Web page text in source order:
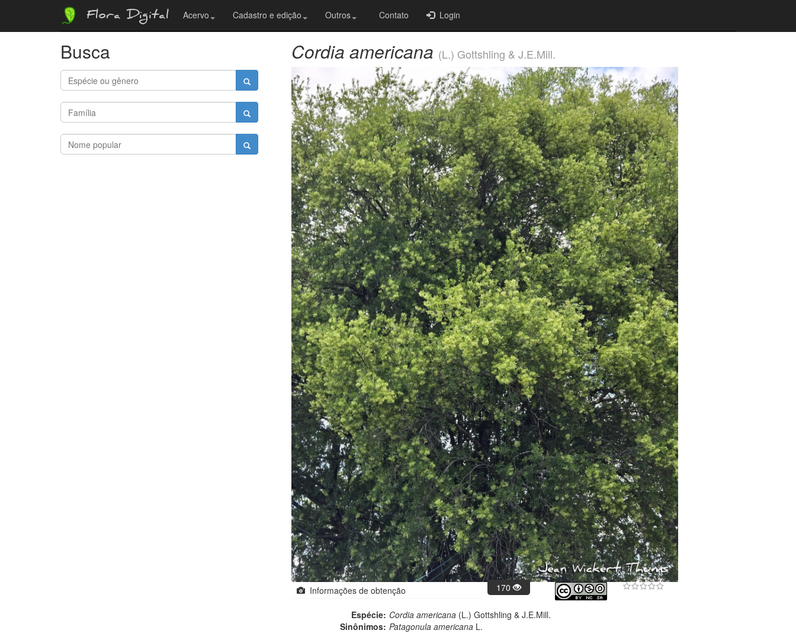
Flora Digital Acervo Cadastro e edição Outros Contato Login
Busca Cordia americana (L.) Gottshling & J.E.Mill.
Informações de obtenção 170
Espécie: Cordia americana (L.) Gottshling & J.E.Mill.
Sinônimos: Patagonula americana L.